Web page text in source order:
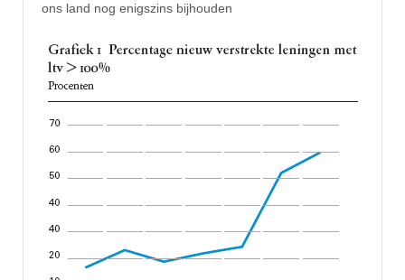
ons land nog enigszins bijhouden